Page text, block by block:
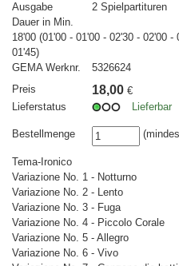
Ausgabe
2 Spielpartituren
Dauer in Min.
18'00 (01'00 - 01'00 - 02'30 - 02'00
01'45)
GEMA Werknr.
5326624
Preis
18,00 €
Lieferstatus
Lieferbar
Bestellmenge
Tema-Ironico
Variazione No. 1 - Notturno
Variazione No. 2 - Lento
Variazione No. 3 - Fuga
Variazione No. 4 - Piccolo Corale
Variazione No. 5 - Allegro
Variazione No. 6 - Vivo